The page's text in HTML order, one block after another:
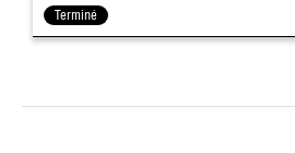
Terminé